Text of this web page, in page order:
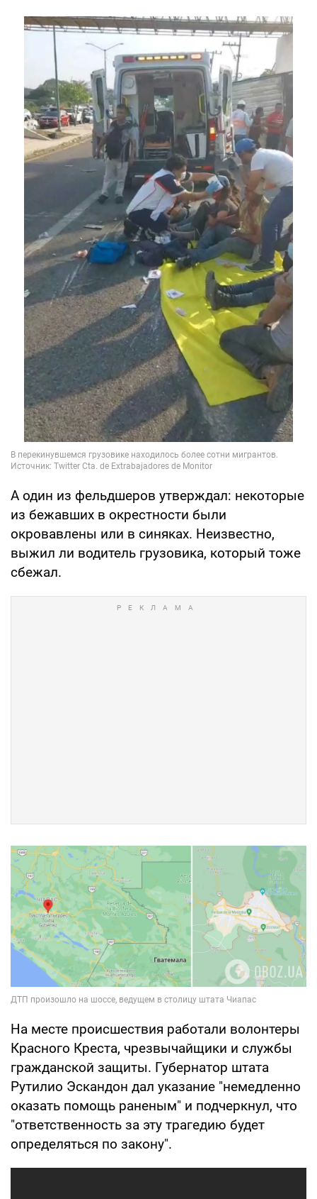
А один из фельдшеров утверждал: некоторые
из бежавших в окрестности были
окровавлены или в синяках. Неизвестно,
выжил ли водитель грузовика, который тоже
сбежал.
На месте происшествия работали волонтеры
Красного Креста, чрезвычайщики и службы
гражданской защиты. Губернатор штата
Рутилио Эскандон дал указание "немедленно
оказать помощь раненым" и подчеркнул, что
"ответственность за эту трагедию будет
определяться по закону".